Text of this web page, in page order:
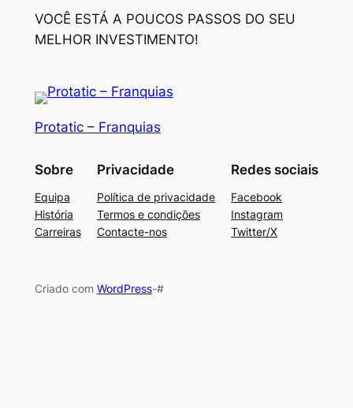
VOCÊ ESTÁ A POUCOS PASSOS DO SEU
MELHOR INVESTIMENTO!
Protatic – Franquias
Sobre
Equipa
História
Carreiras
Privacidade
Política de privacidade
Termos e condições
Contacte-nos
Redes sociais
Facebook
Instagram
Twitter/X
Criado com WordPress-#